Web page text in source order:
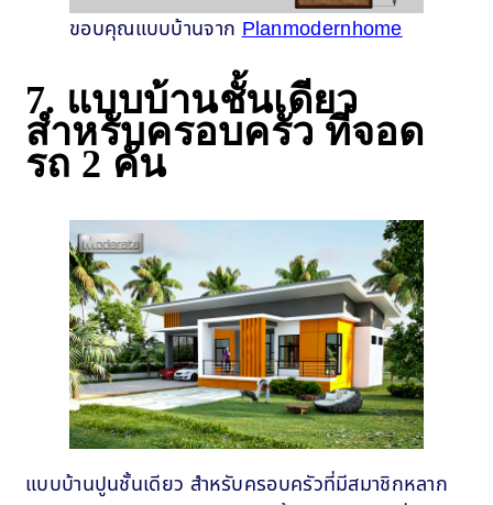
ขอบคุณแบบบ้านจากPlanmodernhome
7. แบบบ้านชั้นเดียว
สำหรับครอบครัว ที่จอด
รถ 2 คัน
แบบบ้านปูนชั้นเดียว สำหรับครอบครัวที่มีสมาชิกหลาก